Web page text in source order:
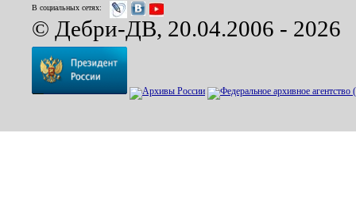
В социальных сетях:
© Дебри-ДВ, 20.04.2006 - 2026